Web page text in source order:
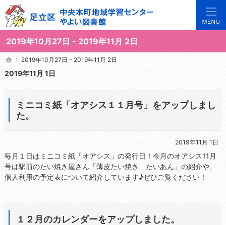
2019年10月27日 - 2019年11月 2日
3世代で楽しめる地域のひろば。当サイトでは地域の講座や施設をご案内しています。
足立区中央本町地域学習センターや図書館の総合案内サイト
ホーム
2019年10月27日 - 2019年11月 2日
2019年11月 1日
ミニコミ紙「オアシス１１月号」をアップしまし
た。
2019年11月 1日
毎月１日はミニコミ紙「オアシス」の発行日！今月のオアシス11月
号は駅前のたい焼き屋さん「薄皮たい焼き たいあん」の紹介や、
個人利用の予定表について紹介しています♪ぜひご覧ください！
１２月のカレンダーをアップしました。
ホーム
2019年10月27日 - 2019年11月 2日